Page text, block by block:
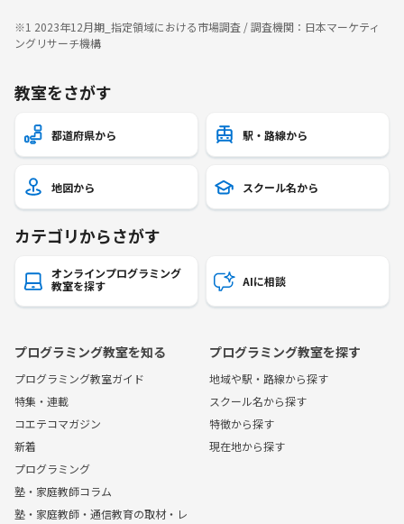
※1 2023年12月期_指定領域における市場調査 / 調査機関：日本マーケティ
ングリサーチ機構
教室をさがす
都道府県から 駅・路線から
地図から スクール名から
カテゴリからさがす
オンラインプログラミング
教室を探す
AIに相談
プログラミング教室を知る
プログラミング教室ガイド
特集・連載
コエテコマガジン
新着
プログラミング
塾・家庭教師コラム
塾・家庭教師・通信教育の取材・レ
プログラミング教室を探す
地域や駅・路線から探す
スクール名から探す
特徴から探す
現在地から探す